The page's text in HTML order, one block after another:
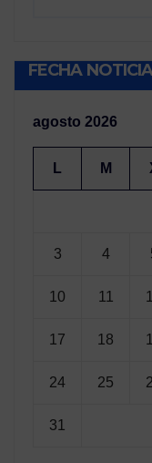
FECHA
agosto 2026
L M
3 4
10 11
17 18
24 25
31